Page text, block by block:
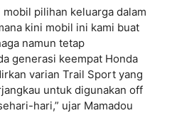
pilihan keluarga dalam
kini mobil ini kami buat
namun tetap
generasi keempat Honda
varian Trail Sport yang
untuk digunakan off
hari,” ujar Mamadou